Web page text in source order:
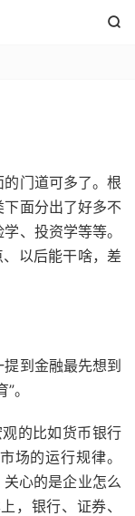

门道可多了。根
面分出了好多不
、投资学等等。
以后能干啥，差
到金融最先想到
。
的比如货币银行
场的运行规律。
心的是企业怎么
，银行、证券、